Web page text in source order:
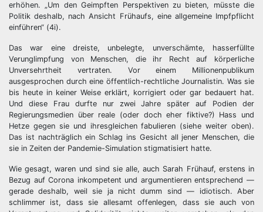
erhöhen. „Um den Geimpften Perspektiven zu bieten, müsste die
Politik deshalb, nach Ansicht Frühaufs, eine allgemeine Impfpflicht
einführen“ (4i).
Das war eine dreiste, unbelegte, unverschämte, hasserfüllte
Verunglimpfung von Menschen, die ihr Recht auf körperliche
Unversehrtheit vertraten. Vor einem Millionenpublikum
ausgesprochen durch eine öffentlich-rechtliche Journalistin. Was sie
bis heute in keiner Weise erklärt, korrigiert oder gar bedauert hat.
Und diese Frau durfte nur zwei Jahre später auf Podien der
Regierungsmedien über reale (oder doch eher fiktive?) Hass und
Hetze gegen sie und ihresgleichen fabulieren (siehe weiter oben).
Das ist nachträglich ein Schlag ins Gesicht all jener Menschen, die
sie in Zeiten der Pandemie-Simulation stigmatisiert hatte.
Wie gesagt, waren und sind sie alle, auch Sarah Frühauf, erstens in
Bezug auf Corona inkompetent und argumentieren entsprechend —
gerade deshalb, weil sie ja nicht dumm sind — idiotisch. Aber
schlimmer ist, dass sie allesamt offenlegen, dass sie auch von